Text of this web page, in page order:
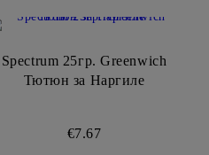
Spectrum 25гр. Greenwich
Тютюн за Наргиле
€7.67